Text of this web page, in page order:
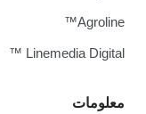
معلومات
Agroline™
Linemedia Digital ™